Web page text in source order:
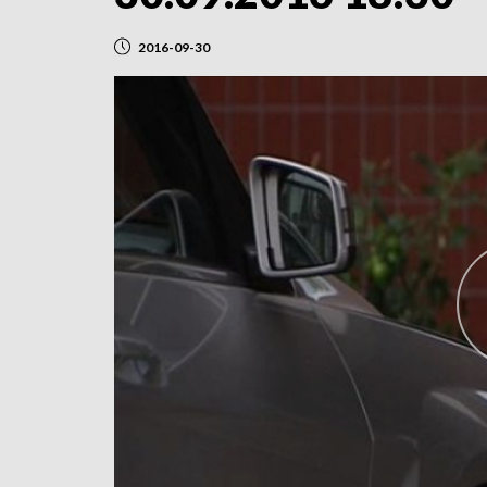
2016-09-30